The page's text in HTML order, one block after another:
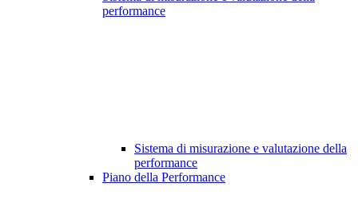
performance
Sistema di misurazione e valutazione della
performance
Piano della Performance